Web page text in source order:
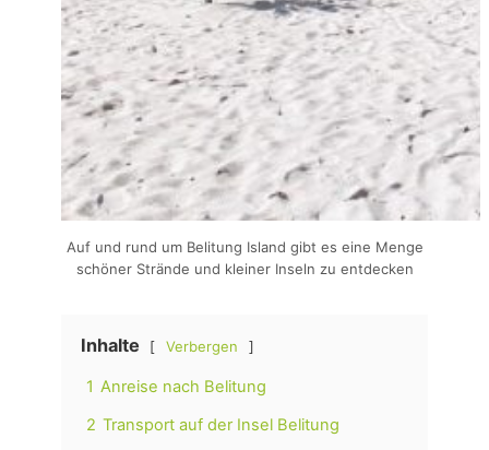
Auf und rund um Belitung Island gibt es eine Menge
schöner Strände und kleiner Inseln zu entdecken
Inhalte Verbergen
1 Anreise nach Belitung
2 Transport auf der Insel Belitung